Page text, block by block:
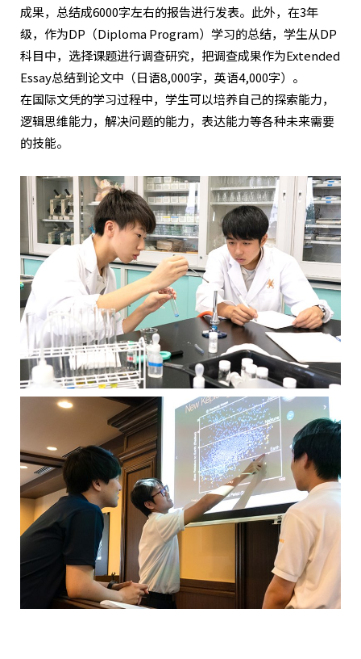
成果，总结成6000字左右的报告进行发表。此外，在3年
级，作为DP（Diploma Program）学习的总结，学生从DP
科目中，选择课题进行调查研究，把调查成果作为Extended
Essay总结到论文中（日语8,000字，英语4,000字）。
在国际文凭的学习过程中，学生可以培养自己的探索能力，
逻辑思维能力，解决问题的能力，表达能力等各种未来需要
的技能。